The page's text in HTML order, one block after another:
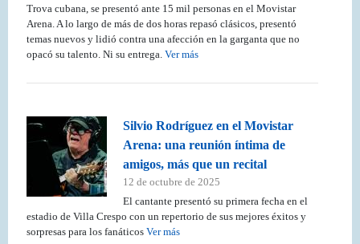
Trova cubana, se presentó ante 15 mil personas en el Movistar
Arena. A lo largo de más de dos horas repasó clásicos, presentó
temas nuevos y lidió contra una afección en la garganta que no
opacó su talento. Ni su entrega. Ver más
Silvio Rodríguez en el Movistar
Arena: una reunión íntima de
amigos, más que un recital
12 de octubre de 2025
El cantante presentó su primera fecha en el
estadio de Villa Crespo con un repertorio de sus mejores éxitos y
sorpresas para los fanáticos Ver más